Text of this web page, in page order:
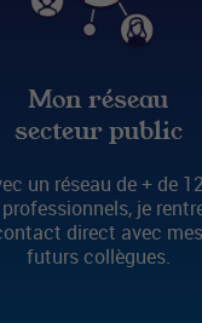
Mon réseau
secteur public
un réseau de + de
je
direct avec mes
futurs collègues.